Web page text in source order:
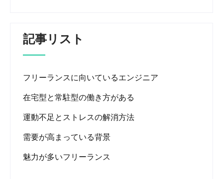
記事リスト
フリーランスに向いているエンジニア
在宅型と常駐型の働き方がある
運動不足とストレスの解消方法
需要が高まっている背景
魅力が多いフリーランス